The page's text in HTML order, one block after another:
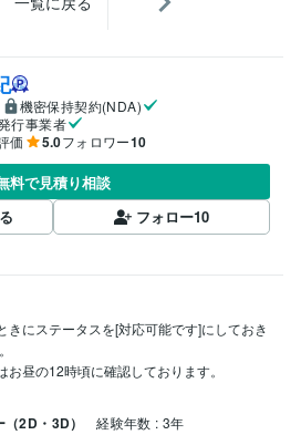
機密保持契約(NDA)
行事業者
価 5.0フォロワー10
料で見積り相談
フォロー10
きにステータスを[対応可能です]にしておき
お昼の12時頃に確認しております。
2D・3D） 経験年数 : 3年